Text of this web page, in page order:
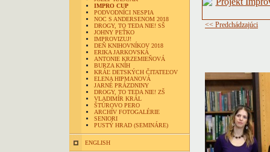
IMPRO CUP
PODVODNÍCI NESPIA
NOC S ANDERSENOM 2018
DROGY, TO TEDA NIE! SŠ
JOHNY PEŤKO
IMPROVIZUJ!
DEŇ KNIHOVNÍKOV 2018
ERIKA JARKOVSKÁ
ANTONIE KRZEMIEŇOVÁ
BURZA KNÍH
KRÁĽ DETSKÝCH ČITATEĽOV
ELENA HIPMANOVÁ
JARNÉ PRÁZDNINY
DROGY, TO TEDA NIE! ZŠ
VLADIMÍR KRÁL
ŠTÚROVO PERO
ARCHÍV FOTOGALÉRIE
SENIORI
PUSTÝ HRAD (SEMINÁRE)
ENGLISH
<< Predchádzajúci